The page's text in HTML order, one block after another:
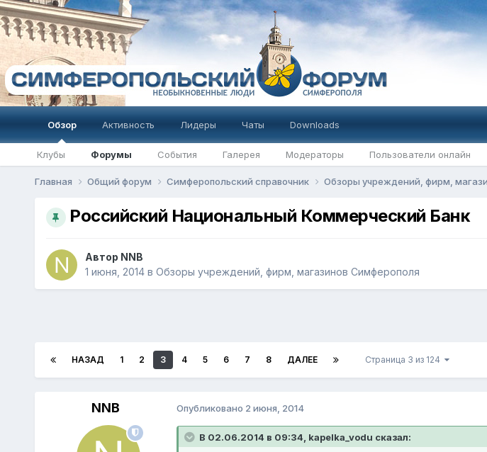
Обзор
Клубы Форумы События Галерея Модераторы Пользователи онлайн
Активность Лидеры Чаты Downloads
Главная Общий форум Симферопольский справочник Обзоры учреждений, фирм,
Российский Национальный Коммерческий Банк
Автор NNB
1 июня, 2014в Обзоры учреждений, фирм, магазинов Симферополя
НАЗАД 1 2 3 4 5 6 7 8 ДАЛЕЕ Страница 3 из 124
NNB Опубликовано 2 июня, 2014
В 02.06.2014 в 09:34, kapelka_vodu сказал: